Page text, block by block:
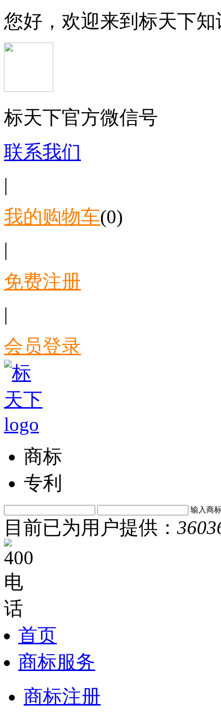
您好，欢迎来到标天下
标天下官方微信号
联系我们
|
我的购物车(0)
|
免费注册
|
会员登录
商标
专利
输入商
目前已为用户提供：
首页
商标服务
商标注册